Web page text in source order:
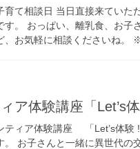
育て相談日 当日直接来ていた
す。 おっぱい、離乳食、お子
、お気軽に相談くださいね。
ア体験講座「Let’s体
ティア体験講座 「Let’s体験
。 お子さんと一緒に異世代の